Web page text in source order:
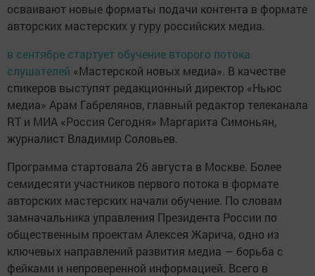
осваивают новые форматы подачи контента в формате
авторских мастерских у гуру российских медиа.
в сентябре стартует обучение второго потока
слушателей «Мастерской новых медиа». В качестве
спикеров выступят редакционный директор «Ньюс
медиа» Арам Габрелянов, главный редактор телеканала
RT и МИА «Россия Сегодня» Маргарита Симоньян,
журналист Владимир Соловьев.
Программа стартовала 26 августа в Москве. Более
семидесяти участников первого потока в формате
авторских мастерских начали обучение. По словам
замначальника управления Президента России по
общественным проектам Алексея Жарича, одно из
ключевых направлений развития медиа — борьба с
фейками и непроверенной информацией. Всего в